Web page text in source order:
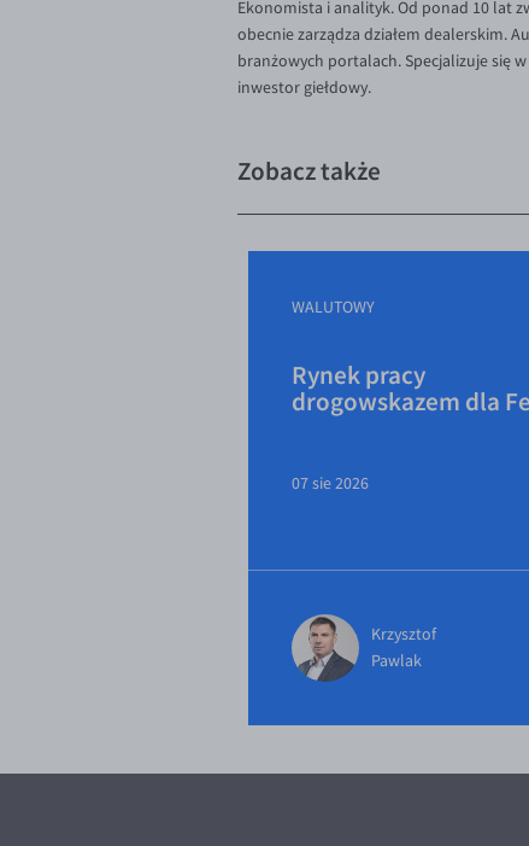
Ekonomista i analityk. Od ponad 10 lat
obecnie zarządza działem dealerskim.
branżowych portalach. Specjalizuje się
inwestor giełdowy.
Zobacz także
WALUTOWY
Rynek pracy
drogowskazem dla
07 sie 2026
Krzysztof
Pawlak